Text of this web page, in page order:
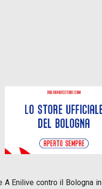
A Enilive contro il